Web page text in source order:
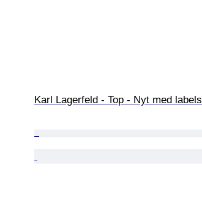
Karl Lagerfeld - Top - Nyt med labels